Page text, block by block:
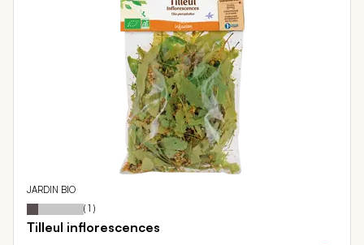
JARDIN BIO
Notation: 20
% of
( 1 )
Tilleul inflorescences